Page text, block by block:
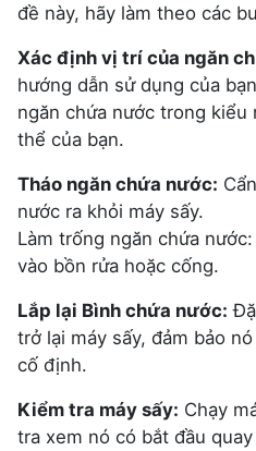
đề này, hãy làm theo các
Xác định vị trí của ngăn
hướng dẫn sử dụng của
ngăn chứa nước trong kiểu
thể của bạn.
Tháo ngăn chứa nước:
nước ra khỏi máy sấy.
Làm trống ngăn chứa
vào bồn rửa hoặc cống.
Lắp lại Bình chứa nước:
trở lại máy sấy, đảm bảo
cố định.
Kiểm tra máy sấy: Chạy
tra xem nó có bắt đầu